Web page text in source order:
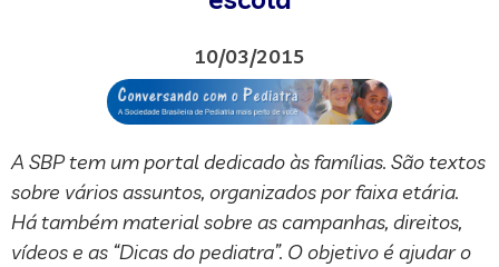
10/03/2015
A SBP tem um portal dedicado às famílias. São textos
sobre vários assuntos, organizados por faixa etária.
Há também material sobre as campanhas, direitos,
vídeos e as “Dicas do pediatra”. O objetivo é ajudar o